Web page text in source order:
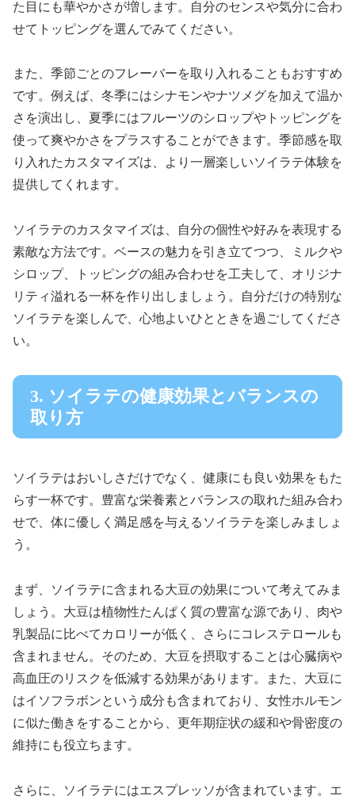
た目にも華やかさが増します。自分のセンスや気分に合わ
せてトッピングを選んでみてください。
また、季節ごとのフレーバーを取り入れることもおすすめ
です。例えば、冬季にはシナモンやナツメグを加えて温か
さを演出し、夏季にはフルーツのシロップやトッピングを
使って爽やかさをプラスすることができます。季節感を取
り入れたカスタマイズは、より一層楽しいソイラテ体験を
提供してくれます。
ソイラテのカスタマイズは、自分の個性や好みを表現する
素敵な方法です。ベースの魅力を引き立てつつ、ミルクや
シロップ、トッピングの組み合わせを工夫して、オリジナ
リティ溢れる一杯を作り出しましょう。自分だけの特別な
ソイラテを楽しんで、心地よいひとときを過ごしてくださ
い。
3. ソイラテの健康効果とバランスの
取り方
ソイラテはおいしさだけでなく、健康にも良い効果をもた
らす一杯です。豊富な栄養素とバランスの取れた組み合わ
せで、体に優しく満足感を与えるソイラテを楽しみましょ
う。
まず、ソイラテに含まれる大豆の効果について考えてみま
しょう。大豆は植物性たんぱく質の豊富な源であり、肉や
乳製品に比べてカロリーが低く、さらにコレステロールも
含まれません。そのため、大豆を摂取することは心臓病や
高血圧のリスクを低減する効果があります。また、大豆に
はイソフラボンという成分も含まれており、女性ホルモン
に似た働きをすることから、更年期症状の緩和や骨密度の
維持にも役立ちます。
さらに、ソイラテにはエスプレッソが含まれています。エ